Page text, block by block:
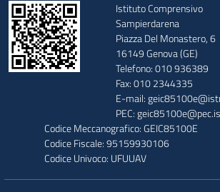
Istituto Comprensivo
Sampierdarena
Piazza Del Monastero, 6
16149 Genova (GE)
Telefono: 010 936389
Fax: 010 2344335
E-mail:
PEC:
Codice Meccanografico: GEIC85100E
Codice Fiscale: 95159930106
Codice Univoco: UFUUAV